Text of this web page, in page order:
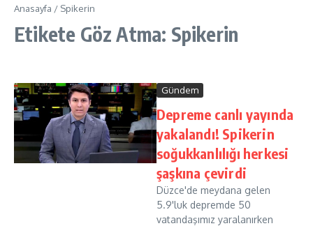
Anasayfa / Spikerin
Etikete Göz Atma: Spikerin
Gündem
Depreme canlı yayında
yakalandı! Spikerin
soğukkanlılığı herkesi
şaşkına çevirdi
Düzce'de meydana gelen
5.9'luk depremde 50
vatandaşımız yaralanırken